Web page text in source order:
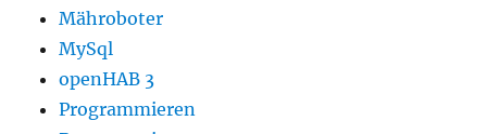
Mähroboter
MySql
openHAB 3
Programmieren